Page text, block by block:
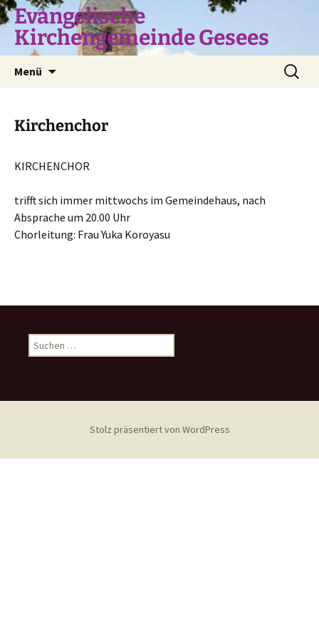
Zum
Inhalt
springen
Evangelische
Kirchengemeinde Gesees
Menü
Suchen
nach:
Kirchenchor
KIRCHENCHOR
trifft sich immer mittwochs im Gemeindehaus, nach
Absprache um 20.00 Uhr
Chorleitung: Frau Yuka Koroyasu
Suchen
nach:
Stolz präsentiert von WordPress